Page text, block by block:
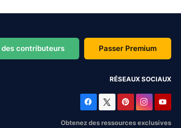
contributeurs Passer Premium
RÉSEAUX SOCIAUX
Obtenez des ressources exclusives